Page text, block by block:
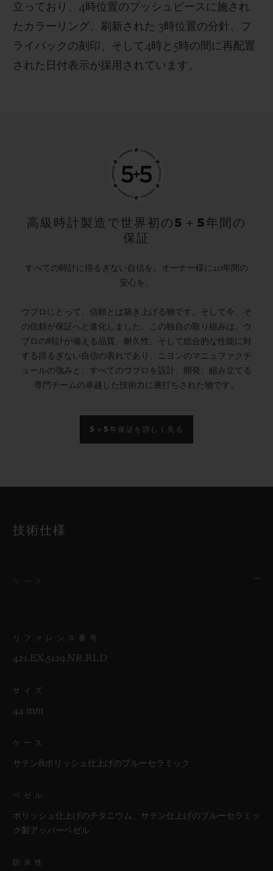
立っており、4時位置のプッシュピースに施され
たカラーリング、刷新された 3時位置の分針、フ
ライバックの刻印、そして4時と5時の間に再配置
された日付表示が採用されています。
高級時計製造で世界初の5＋5年間の
保証
すべての時計に揺るぎない自信を。オーナー様に10年間の
安心を。
ウブロにとって、信頼とは築き上げる物です。そして今、そ
の信頼が保証へと進化しました。この独自の取り組みは、ウ
ブロの時計が備える品質、耐久性、そして総合的な性能に対
する揺るぎない自信の表れであり、ニヨンのマニュファクチ
ュールの強みと、すべてのウブロを設計、開発、組み立てる
専門チームの卓越した技術力に裏打ちされた物です。
5＋5年保証を詳しく見る
技術仕様
リファレンス番号
421.EX.5129.NR.RLD
サイズ
44 mm
ケース
サテン&ポリッシュ仕上げのブルーセラミック
ベゼル
ポリッシュ仕上げのチタニウム、サテン仕上げのブルーセラミッ
ク製アッパーベゼル
防水性